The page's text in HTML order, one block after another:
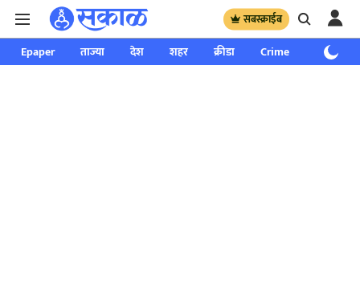
सबस्क्राईब
Epaper ताज्या देश शहर क्रीडा Crime साप्ताहिक